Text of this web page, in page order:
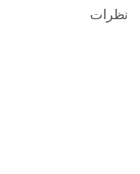
نظرات